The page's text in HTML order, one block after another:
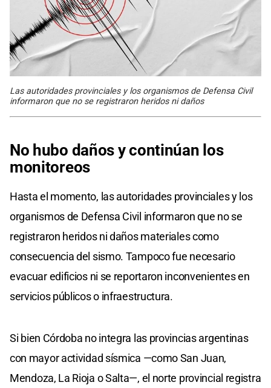
Las autoridades provinciales y los organismos de Defensa Civil
informaron que no se registraron heridos ni daños
No hubo daños y continúan los
monitoreos
Hasta el momento, las autoridades provinciales y los
organismos de Defensa Civil informaron que no se
registraron heridos ni daños materiales como
consecuencia del sismo. Tampoco fue necesario
evacuar edificios ni se reportaron inconvenientes en
servicios públicos o infraestructura.
Si bien Córdoba no integra las provincias argentinas
con mayor actividad sísmica —como San Juan,
Mendoza, La Rioja o Salta—, el norte provincial registra